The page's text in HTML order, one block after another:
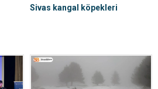
Sivas kangal köpekleri